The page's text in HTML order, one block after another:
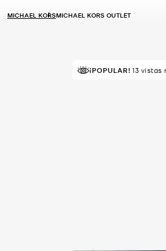
MICHAEL KORSMICHAEL KORS OUTLET
RECOMENDADOpor el
¡POPULAR! 13